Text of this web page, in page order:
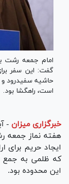
امام جمعه رشت
گفت: این سفر
حاشیه سفید‌رود و
است، راهگشا بود.
خبرگزاری میزان -
هفته نماز جمعه
ایجاد حریم برای
که ظلمی به جمع
این محدوده بود.